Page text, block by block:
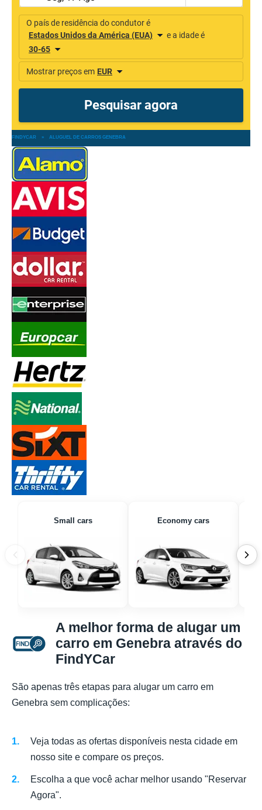
FINDYCAR » ALUGUEL DE CARROS GENEBRA
Small cars Economy cars
A melhor forma de alugar um
carro em Genebra através do
FindYCar
São apenas três etapas para alugar um carro em
Genebra sem complicações:
Veja todas as ofertas disponíveis nesta cidade em
nosso site e compare os preços.
Escolha a que você achar melhor usando "Reservar
Agora".